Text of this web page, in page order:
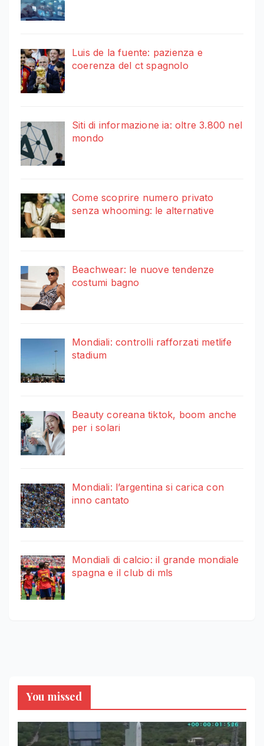
Luis de la fuente: pazienza e
coerenza del ct spagnolo
Siti di informazione ia: oltre 3.800 nel
mondo
Come scoprire numero privato
senza whooming: le alternative
Beachwear: le nuove tendenze
costumi bagno
Mondiali: controlli rafforzati metlife
stadium
Beauty coreana tiktok, boom anche
per i solari
Mondiali: l’argentina si carica con
inno cantato
Mondiali di calcio: il grande mondiale
spagna e il club di mls
You missed